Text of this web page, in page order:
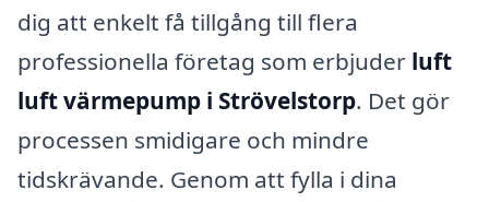
dig att enkelt få tillgång till flera
professionella företag som erbjuder luft
luft värmepump i Strövelstorp. Det gör
processen smidigare och mindre
tidskrävande. Genom att fylla i dina